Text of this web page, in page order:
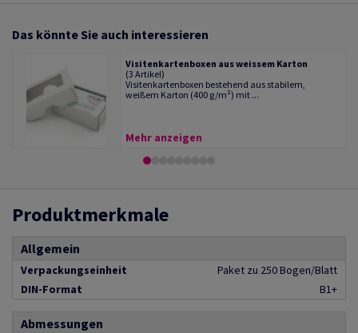
Das könnte Sie auch interessieren
Visitenkartenboxen aus weissem Karton
(3 Artikel)
Visitenkartenboxen bestehend aus stabilem,
weißem Karton (400 g/m²) mit ...
Mehr anzeigen
Produktmerkmale
Allgemein
Verpackungseinheit
Paket zu 250 Bogen/Blatt
DIN-Format
B1+
Abmessungen